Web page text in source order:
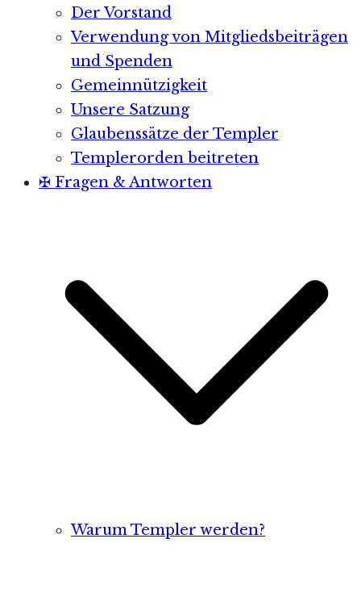
Der Vorstand
Verwendung von Mitgliedsbeiträgen
und Spenden
Gemeinnützigkeit
Unsere Satzung
Glaubenssätze der Templer
Templerorden beitreten
✠ Fragen & Antworten
Warum Templer werden?